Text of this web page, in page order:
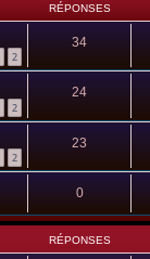
RÉPONSES
2
34
2
24
2
23
0
RÉPONSES